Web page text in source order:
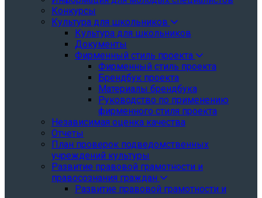
Конкурсы
Культура для школьников
Культура для школьников
Документы
Фирменный стиль проекта
Фирменный стиль проекта
Брендбук проекта
Материалы брендбука
Руководство по применению
фирменного стиля проекта
Независимая оценка качества
Отчеты
План проверок подведомственных
учреждений культуры
Развитие правовой грамотности и
правосознания граждан
Развитие правовой грамотности и